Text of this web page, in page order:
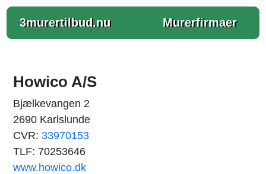
3murertilbud.nu Murerfirmaer
Howico A/S
Bjælkevangen 2
2690 Karlslunde
CVR: 33970153
TLF: 70253646
www.howico.dk